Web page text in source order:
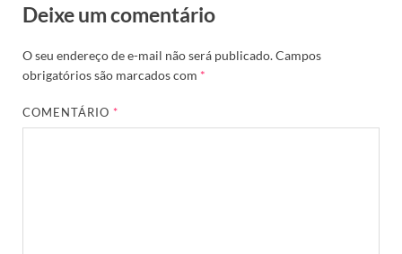
Deixe um comentário
O seu endereço de e-mail não será publicado.Campos
obrigatórios são marcados com *
COMENTÁRIO*